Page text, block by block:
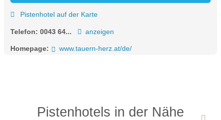
Pistenhotel auf der Karte
Telefon: 0043 64... anzeigen
Homepage: www.tauern-herz.at/de/
Pistenhotels in der Nähe